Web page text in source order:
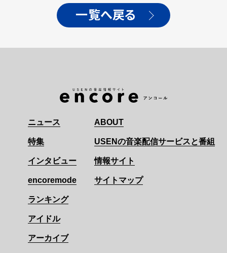
一覧へ戻る
ニュース
特集
インタビュー
encoremode
ランキング
アイドル
アーカイブ
ABOUT
USENの音楽配信サービスと番組
情報サイト
サイトマップ